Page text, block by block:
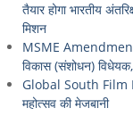
तैयार होगा भारतीय
मिशन
MSME
विकास (संशोधन)
Global South Film
महोत्सव की मेजबानी